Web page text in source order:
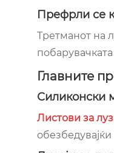
Префрли се
Третманот на
Главните
Силиконски
Листови за